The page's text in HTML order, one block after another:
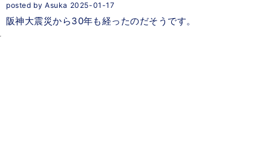
posted by Asuka 2025-01-17
阪神大震災から30年も経ったのだそうです。